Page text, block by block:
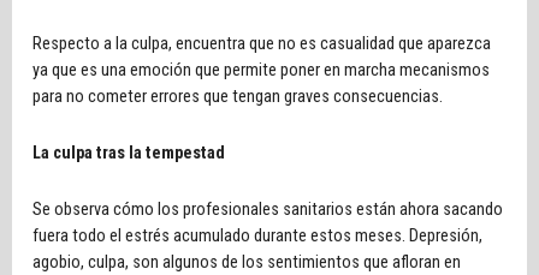
Respecto a la culpa, encuentra que no es casualidad que aparezca
ya que es una emoción que permite poner en marcha mecanismos
para no cometer errores que tengan graves consecuencias.
La culpa tras la tempestad
Se observa cómo los profesionales sanitarios están ahora sacando
fuera todo el estrés acumulado durante estos meses. Depresión,
agobio, culpa, son algunos de los sentimientos que afloran en